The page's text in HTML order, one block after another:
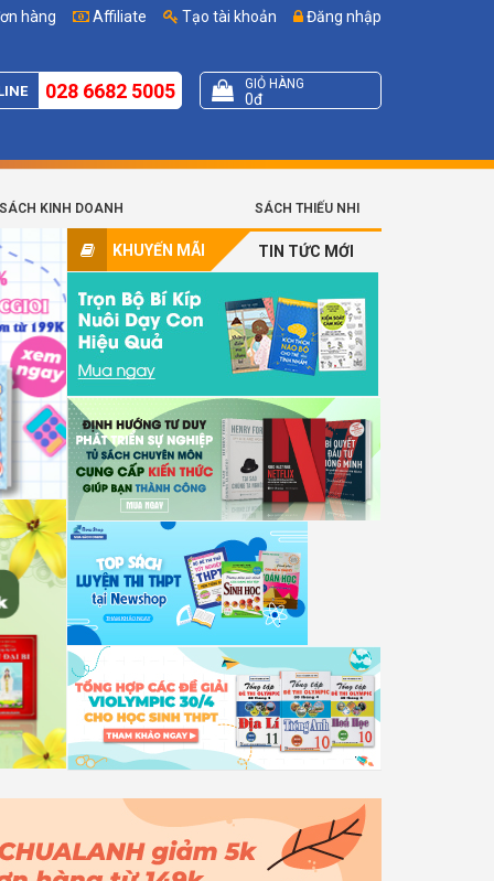
Affiliate Tạo tài khoản Đăng nhập
hàng
028 6682 5005 GIỎ HÀNG
0đ
SÁCH KINH DOANH SÁCH THIẾU NHI
KHUYẾN MÃI TIN TỨC MỚI